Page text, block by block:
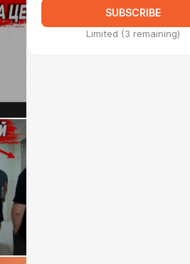
SUBSCRIBE
Limited (3 remaining)